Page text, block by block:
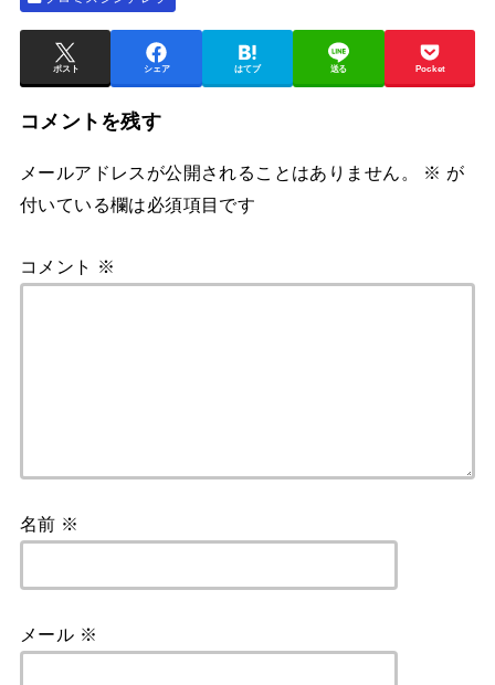
ポスト シェア はてブ 送る Pocket
コメントを残す
メールアドレスが公開されることはありません。 ※ が
付いている欄は必須項目です
コメント ※
名前 ※
メール ※